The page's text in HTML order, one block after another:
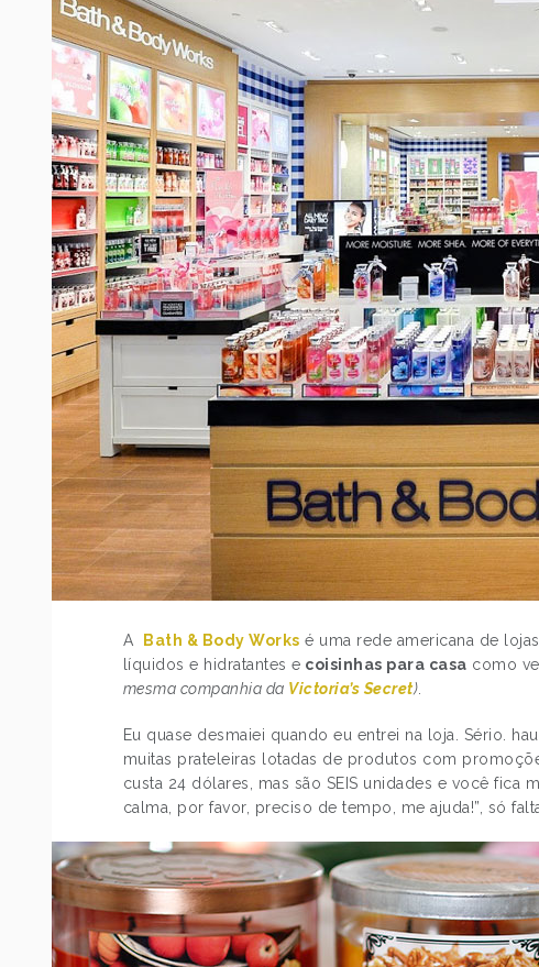
A Bath & Body Works é uma rede americana de
líquidos e hidratantes e coisinhas para casa como
mesma companhia da Victoria’s Secret)
Eu quase desmaiei quando eu entrei na loja. Sério.
muitas prateleiras lotadas de produtos com
custa 24 dólares, mas são SEIS unidades e você fica
calma, por favor, preciso de tempo, me ajuda!”, só
POST ANTERIOR
LOOK DO DIA:
MACAQUINHO DE ESTAMPA
TROPICAL